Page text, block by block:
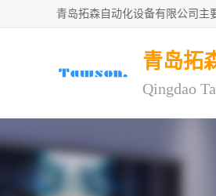
青岛拓森自动化设备有限公司主
青岛拓
Qingdao